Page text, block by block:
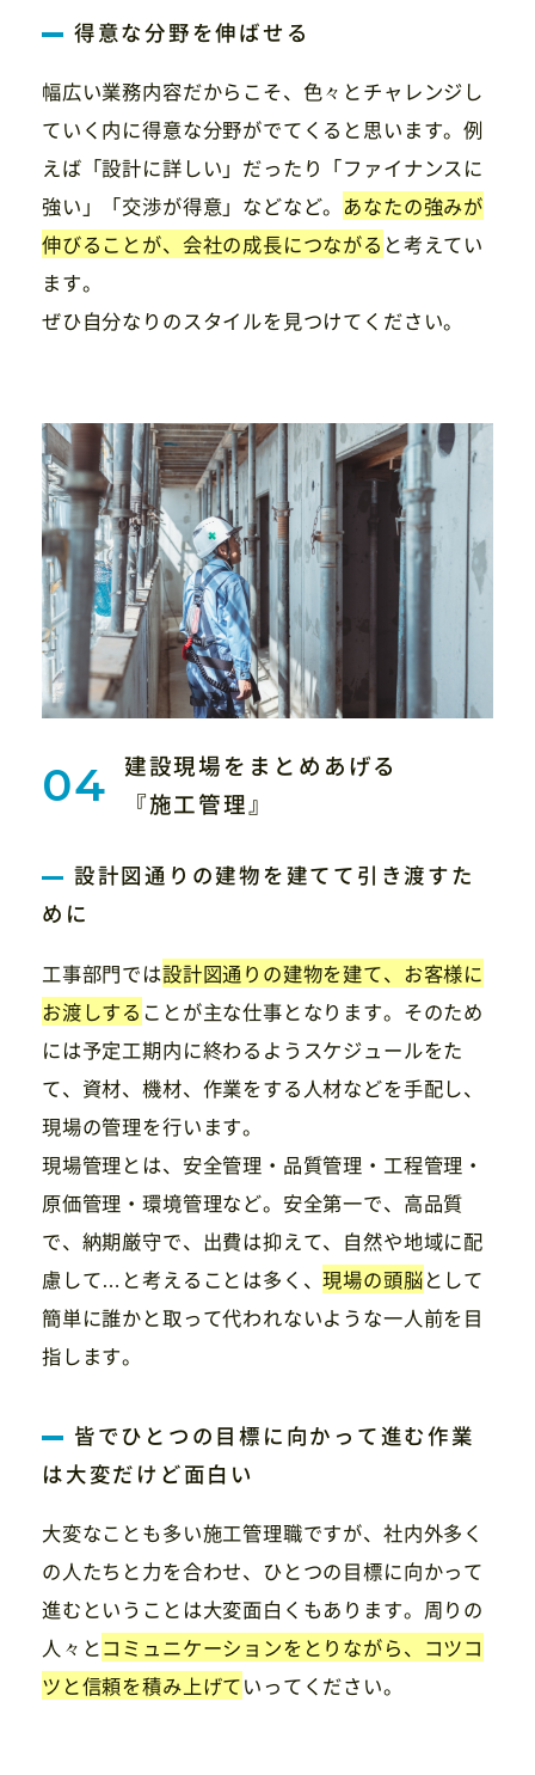
得意な分野を伸ばせる
幅広い業務内容だからこそ、色々とチャレンジし
ていく内に得意な分野がでてくると思います。例
えば「設計に詳しい」だったり「ファイナンスに
強い」「交渉が得意」などなど。 あなたの強みが
伸びることが、会社の成長につながる と考えてい
ます。
ぜひ自分なりのスタイルを見つけてください。
建設現場をまとめあげる
『施工管理』
設計図通りの建物を建てて引き渡すた
めに
工事部門では設計図通りの建物を建て、お客様に
お渡しする ことが主な仕事となります。そのため
には予定工期内に終わるようスケジュールをた
て、資材、機材、作業をする人材などを手配し、
現場の管理を行います。
現場管理とは、安全管理・品質管理・工程管理・
原価管理・環境管理など。安全第一で、高品質
で、納期厳守で、出費は抑えて、自然や地域に配
慮して…と考えることは多く、現場の頭脳として
簡単に誰かと取って代われないような一人前を目
指します。
皆でひとつの目標に向かって進む作業
は大変だけど面白い
大変なことも多い施工管理職ですが、社内外多く
の人たちと力を合わせ、ひとつの目標に向かって
進むということは大変面白くもあります。周りの
人々とコミュニケーションをとりながら、コツコ
ツと信頼を積み上げていってください。